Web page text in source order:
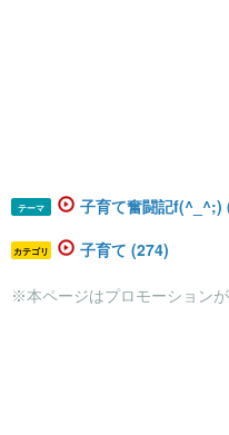
テーマ 子育て奮闘記f(^_^;)
カテゴリ 子育て (274)
※本ページはプロモーション